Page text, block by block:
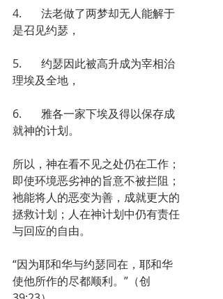
4.       法老做了两梦却无人能解于
是召见约瑟，
5.       约瑟因此被高升成为宰相治
理埃及全地，
6.       雅各一家下埃及得以保存成
就神的计划。
所以，神在看不见之处仍在工作；
即使环境恶劣神的旨意不被拦阻；
祂能将人的恶变为善，成就更大的
拯救计划；人在神计划中仍有责任
与回应的自由。
“因为耶和华与约瑟同在，耶和华
使他所作的尽都顺利。”（创